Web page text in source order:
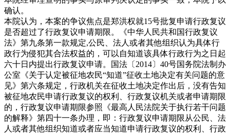
确认。
本院认为，本案的争议焦点是郑洪权就15号批复申请行政复议
是否超过了行政复议申请期限。《中华人民共和国行政复议
法》第九条第一款规定,公民、法人或者其他组织认为具体行
政行为侵犯其合法权益的，可以自知道该具体行政行为之日起
六十日内提出行政复议申请。国法〔2014〕40号国务院法制办
公室《关于认定被征地农民“知道”征收土地决定有关问题的意
见》第六条规定，行政机关在征收土地决定作出后，没有告知
被征地农民申请行政复议的权利、行政复议机关或者申请期限
的，行政复议申请期限参照《最高人民法院关于执行若干问题
的解释》第四十一条办理，即：行政复议申请期限从公民、法
人或者其他组织知道或者应当知道申请行政复议的权利、行政